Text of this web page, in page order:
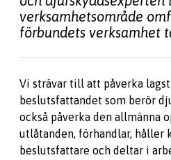
verksamhetsområde
förbundets verksamhet
Vi strävar till att påverka
beslutsfattandet som berör
också påverka den allmänna
utlåtanden, förhandlar, håller
beslutsfattare och deltar i